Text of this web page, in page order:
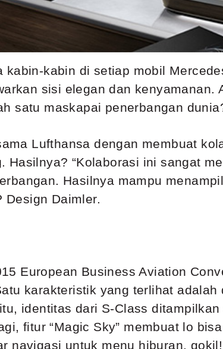
kabin-kabin di setiap mobil
sisi elegan dan kenyamanan.
satu maskapai penerbangan
Lufthansa dengan membuat
Hasilnya? “Kolaborasi ini sangat
Hasilnya mampu
Design Daimler.
European Business Aviation
karakteristik yang terlihat
identitas dari S-Class
fitur “Magic Sky” membuat lo
navigasi untuk menu hiburan, gokil!